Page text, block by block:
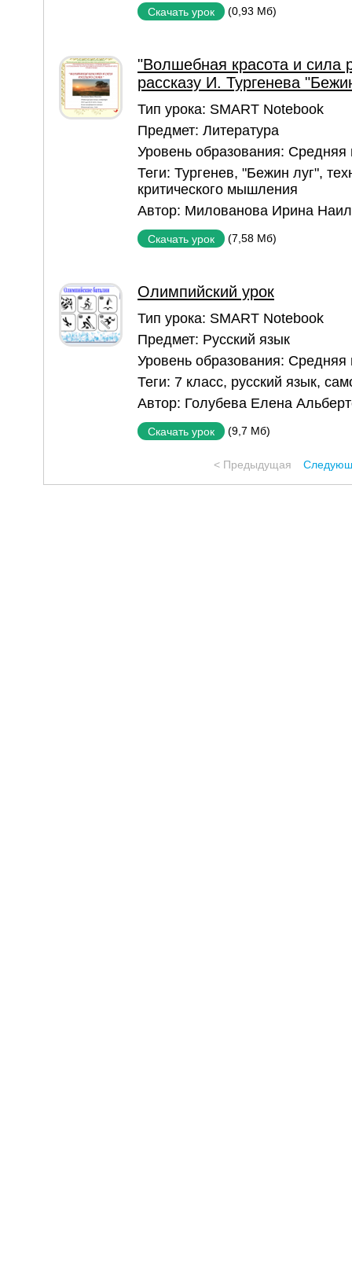
Скачать урок (0,93 Мб)
"Волшебная красота и сила
рассказу И. Тургенева
Тип урока: SMART Notebook
Предмет: Литература
Уровень образования: Средняя
Теги: Тургенев, "Бежин луг",
критического мышления
Автор: Милованова Ирина
Скачать урок (7,58 Мб)
Олимпийский урок
Тип урока: SMART Notebook
Предмет: Русский язык
Уровень образования: Средняя
Теги: 7 класс, русский язык,
Автор: Голубева Елена
Скачать урок (9,7 Мб)
< Предыдущая